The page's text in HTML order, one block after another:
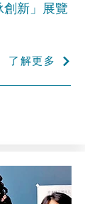
創新」展覽
了解更多